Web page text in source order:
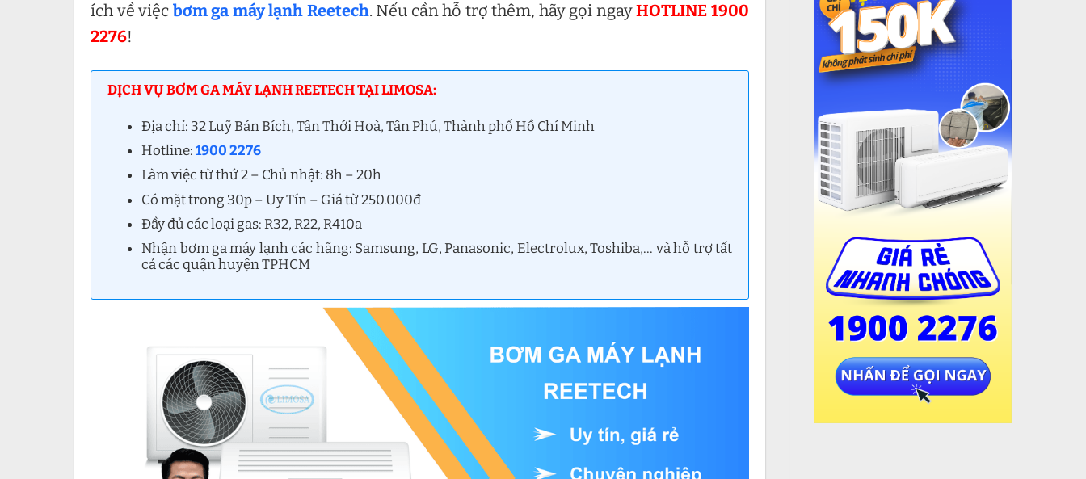
ích về việc bơm ga máy lạnh Reetech. Nếu cần hỗ trợ thêm, hãy gọi ngayHOTLINE 1900
2276!
DỊCH VỤ BƠM GA MÁY LẠNH REETECH TẠI LIMOSA:
Địa chỉ: 32 Luỹ Bán Bích, Tân Thới Hoà, Tân Phú, Thành phố Hồ Chí Minh
Hotline:1900 2276
Làm việc từ thứ 2 – Chủ nhật: 8h – 20h
Có mặt trong 30p – Uy Tín – Giá từ 250.000đ
Đầy đủ các loại gas: R32, R22, R410a
Nhận bơm ga máy lạnh các hãng: Samsung, LG, Panasonic, Electrolux, Toshiba,… và hỗ trợ tất
cả các quận huyện TPHCM